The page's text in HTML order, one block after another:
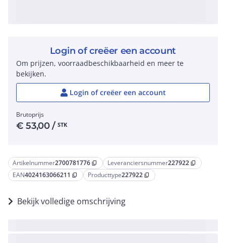
Artikelnummer2700781776 content_copy Leveranciersnummer227922 content_copy
EAN4024163066211 content_copy Producttype227922 content_copy
Bekijk volledige omschrijving
Login of creëer een account
Om prijzen, voorraadbeschikbaarheid en meer te
bekijken.
Login of creëer een account
Brutoprijs
€53,00/ STK